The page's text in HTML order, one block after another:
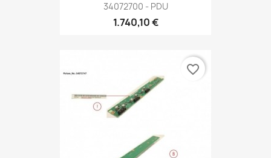
34072700 - PDU
1.740,10 €
favorite_border